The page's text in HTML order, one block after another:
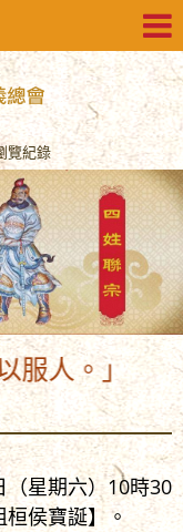
覽紀錄
人。」
星期六）10時30
侯寶誕】。